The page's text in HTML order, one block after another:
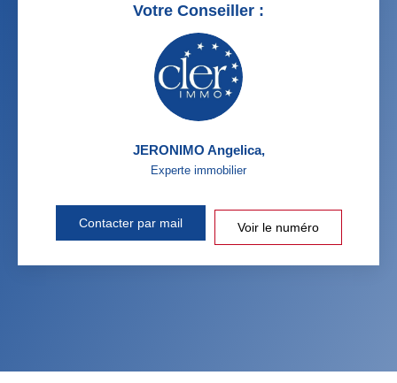
Votre Conseiller :
JERONIMO Angelica,
Experte immobilier
Contacter par mail Voir le numéro